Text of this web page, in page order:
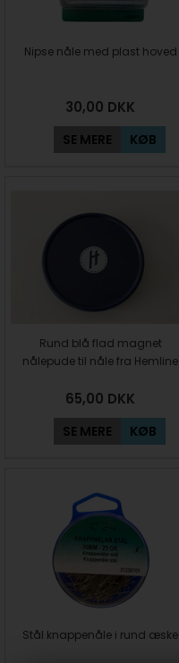
Nipse nåle med plast hoved
30,00 DKK
SE MERE KØB
Rund blå flad magnet
nålepude til nåle fra Hemline
65,00 DKK
SE MERE KØB
Stål knappenåle i rund æske